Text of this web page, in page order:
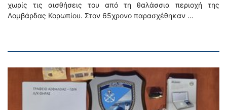
χωρίς τις αισθήσεις του από τη θαλάσσια περιοχή της
Λομβάρδας Κορωπίου. Στον 65χρονο παρασχέθηκαν …